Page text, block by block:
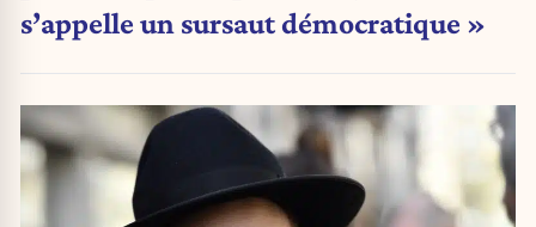
s’appelle un sursaut démocratique »